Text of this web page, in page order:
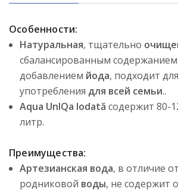
Особенности:
Натуральная, тщательно
сбалансированным
добавлением йода, подходит
употребления для всей семьи..
Aqua UnIQa Iodată содержит 80-
литр.
Преимущества:
Артезианская вода, в отличие от
родниковой воды, не содержит